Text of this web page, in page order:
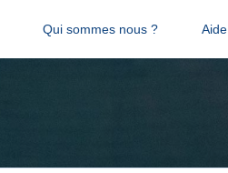
Qui sommes nous ? Aide